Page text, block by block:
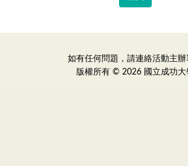
如有任何問題，請連絡活動主辦
版權所有 © 2026 國立成功大